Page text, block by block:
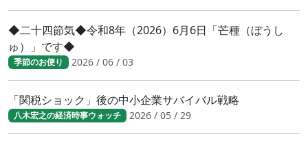
◆二十四節気◆令和8年（2026）6月6日「芒種（ぼうし
ゅ）」です◆
季節のお便り 2026 / 06 / 03
「関税ショック」後の中小企業サバイバル戦略
八木宏之の経済時事ウォッチ 2026 / 05 / 29